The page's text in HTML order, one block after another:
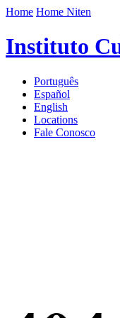
Home Home Niten
Instituto
Português
Español
English
Locations
Fale Conosco